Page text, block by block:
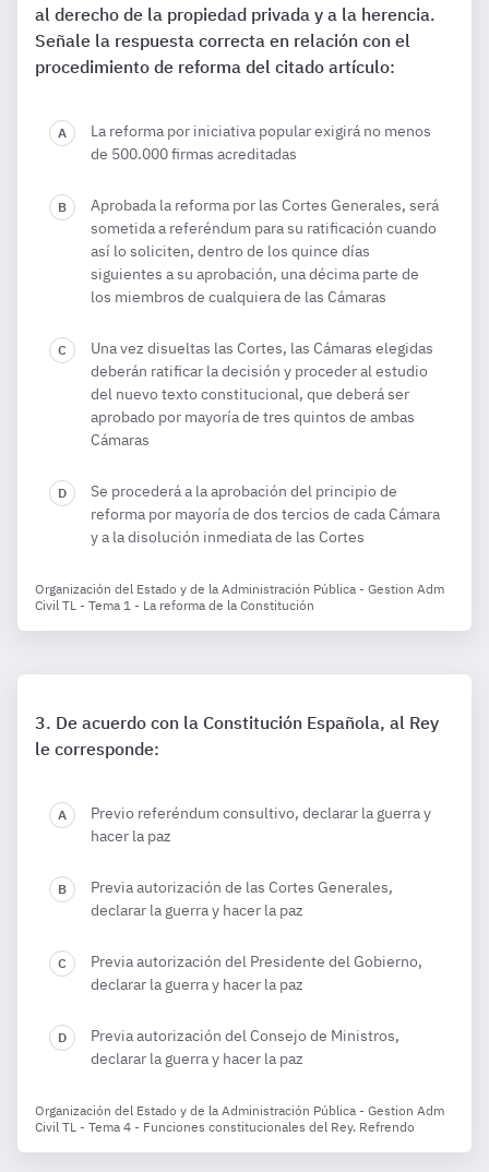
al derecho de la propiedad privada y a la herencia.
Señale la respuesta correcta en relación con el
procedimiento de reforma del citado artículo:
La reforma por iniciativa popular exigirá no menos
de 500.000 firmas acreditadas
Aprobada la reforma por las Cortes Generales, será
sometida a referéndum para su ratificación cuando
así lo soliciten, dentro de los quince días
siguientes a su aprobación, una décima parte de
los miembros de cualquiera de las Cámaras
Una vez disueltas las Cortes, las Cámaras elegidas
deberán ratificar la decisión y proceder al estudio
del nuevo texto constitucional, que deberá ser
aprobado por mayoría de tres quintos de ambas
Cámaras
Se procederá a la aprobación del principio de
reforma por mayoría de dos tercios de cada Cámara
y a la disolución inmediata de las Cortes
Organización del Estado y de la Administración Pública - Gestion Adm
Civil TL - Tema 1 - La reforma de la Constitución
De acuerdo con la Constitución Española, al Rey
le corresponde:
Previo referéndum consultivo, declarar la guerra y
hacer la paz
Previa autorización de las Cortes Generales,
declarar la guerra y hacer la paz
Previa autorización del Presidente del Gobierno,
declarar la guerra y hacer la paz
Previa autorización del Consejo de Ministros,
declarar la guerra y hacer la paz
Organización del Estado y de la Administración Pública - Gestion Adm
Civil TL - Tema 4 - Funciones constitucionales del Rey. Refrendo